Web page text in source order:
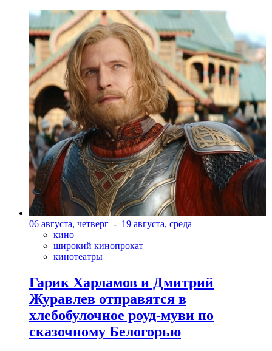
06 августа, четверг - 19 августа, среда
кино
широкий кинопрокат
кинотеатры
Гарик Харламов и Дмитрий
Журавлев отправятся в
хлебобулочное роуд-муви по
сказочному Белогорью